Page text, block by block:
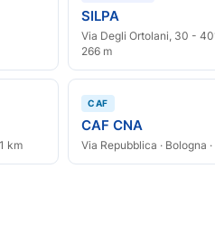
SILPA
Via Degli Ortolani, 30 -
266 m
km
CAF
CAF CNA
Via Repubblica · Bologna ·